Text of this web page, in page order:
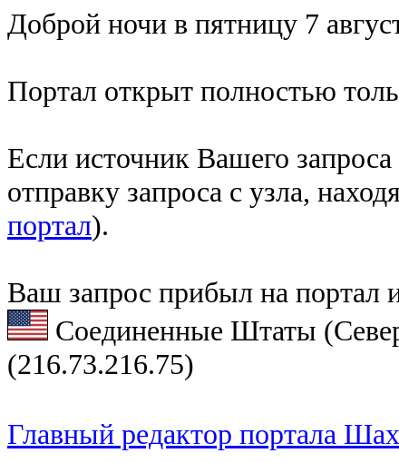
Доброй ночи в пятницу 7
Портал открыт полностью
Если источник Вашего
отправку запроса с узла,
портал).
Ваш запрос прибыл на портал
Соединенные Штаты
(216.73.216.75)
Главный редактор портала